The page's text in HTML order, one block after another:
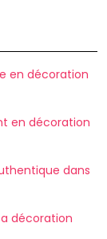
en décoration
en décoration
dans
décoration